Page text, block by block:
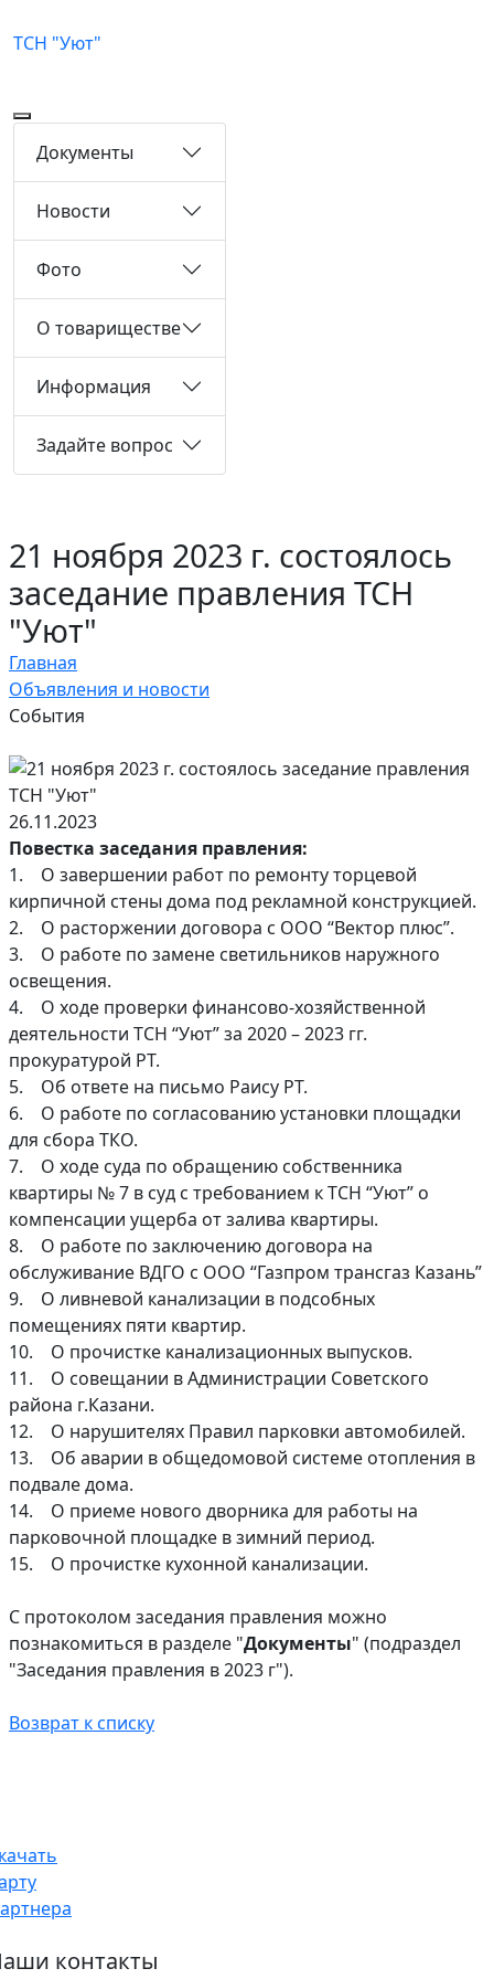
ТСН "Уют"
Документы
Новости
Фото
О товариществе
Информация
Задайте вопрос
21 ноября 2023 г. состоялось
заседание правления ТСН
"Уют"
Главная
Объявления и новости
События
26.11.2023
Повестка заседания правления:
1. О завершении работ по ремонту торцевой
кирпичной стены дома под рекламной конструкцией.
2. О расторжении договора с ООО “Вектор плюс”.
3. О работе по замене светильников наружного
освещения.
4. О ходе проверки финансово-хозяйственной
деятельности ТСН “Уют” за 2020 – 2023 гг.
прокуратурой РТ.
5. Об ответе на письмо Раису РТ.
6. О работе по согласованию установки площадки
для сбора ТКО.
7. О ходе суда по обращению собственника
квартиры № 7 в суд с требованием к ТСН “Уют” о
компенсации ущерба от залива квартиры.
8. О работе по заключению договора на
обслуживание ВДГО с ООО “Газпром трансгаз Казань”
9. О ливневой канализации в подсобных
помещениях пяти квартир.
10. О прочистке канализационных выпусков.
11. О совещании в Администрации Советского
района г.Казани.
12. О нарушителях Правил парковки автомобилей.
13. Об аварии в общедомовой системе отопления в
подвале дома.
14. О приеме нового дворника для работы на
парковочной площадке в зимний период.
15. О прочистке кухонной канализации.
С протоколом заседания правления можно
познакомиться в разделе "Документы" (подраздел
"Заседания правления в 2023 г").
Возврат к списку
контакты